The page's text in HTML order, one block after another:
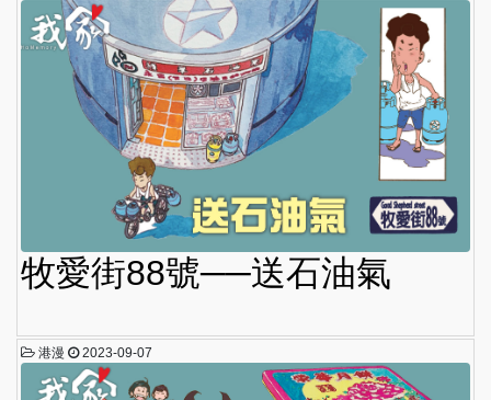
牧愛街88號──送石油氣
港漫 2023-09-07